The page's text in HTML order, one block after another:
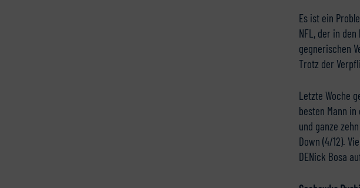
Es ist ein
NFL, der in
gegnerischen
Trotz der
Letzte Woche
besten Mann
und ganze
Down (4/12).
DENick Bosa